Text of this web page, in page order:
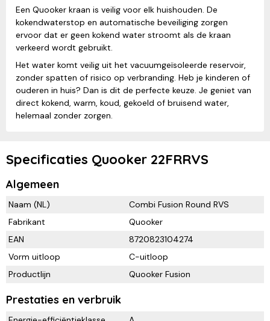
Een Quooker kraan is veilig voor elk huishouden. De
kokendwaterstop en automatische beveiliging zorgen
ervoor dat er geen kokend water stroomt als de kraan
verkeerd wordt gebruikt.
Het water komt veilig uit het vacuumgeïsoleerde reservoir,
zonder spatten of risico op verbranding. Heb je kinderen of
ouderen in huis? Dan is dit de perfecte keuze. Je geniet van
direct kokend, warm, koud, gekoeld of bruisend water,
helemaal zonder zorgen.
Specificaties Quooker 22FRRVS
Algemeen
Naam (NL)
Combi Fusion Round RVS
Fabrikant
Quooker
EAN
8720823104274
Vorm uitloop
C-uitloop
Productlijn
Quooker Fusion
Prestaties en verbruik